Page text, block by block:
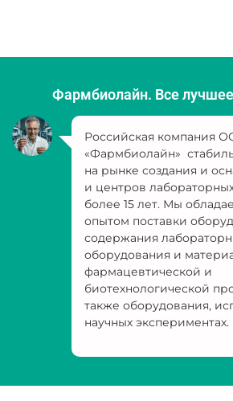
Фармбиолайн. Все
Российская компания
«Фармбиолайн»
на рынке создания и
и центров
более 15 лет. Мы
опытом поставки
содержания
оборудования и
фармацевтической и
биотехнологической
также оборудования,
научных экспериментах.